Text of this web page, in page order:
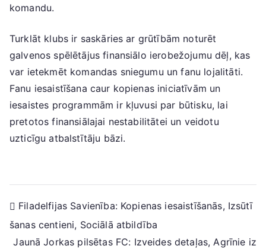
komandu.
Turklāt klubs ir saskāries ar grūtībām noturēt
galvenos spēlētājus finansiālo ierobežojumu dēļ, kas
var ietekmēt komandas sniegumu un fanu lojalitāti.
Fanu iesaistīšana caur kopienas iniciatīvām un
iesaistes programmām ir kļuvusi par būtisku, lai
pretotos finansiālajai nestabilitātei un veidotu
uzticīgu atbalstītāju bāzi.
Post
navigation
Filadelfijas Savienība: Kopienas iesaistīšanās, Izsūtī
šanas centieni, Sociālā atbildība
Jaunā Jorkas pilsētas FC: Izveides detaļas, Agrīnie iz